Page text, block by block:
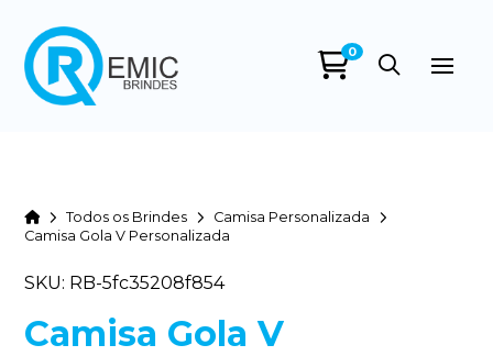
0
HomeTodos os Brindes
Camisa Personalizada
Camisa Gola V Personalizada
SKU: RB-5fc35208f854
Camisa Gola V